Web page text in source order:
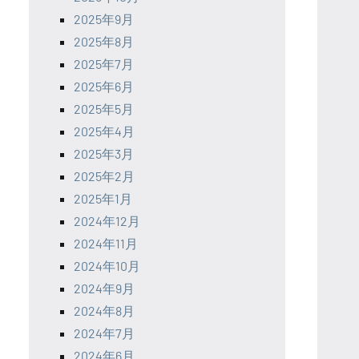
2025年9月
2025年8月
2025年7月
2025年6月
2025年5月
2025年4月
2025年3月
2025年2月
2025年1月
2024年12月
2024年11月
2024年10月
2024年9月
2024年8月
2024年7月
2024年6月